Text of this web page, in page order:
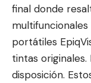
final donde
portátiles
tintas originales.
disposición.